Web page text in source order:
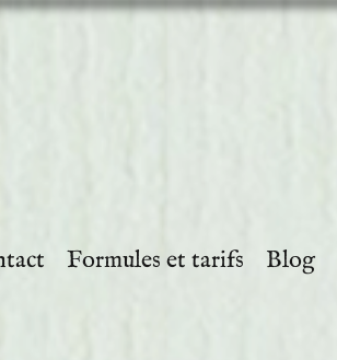
Formules et tarifs Blog